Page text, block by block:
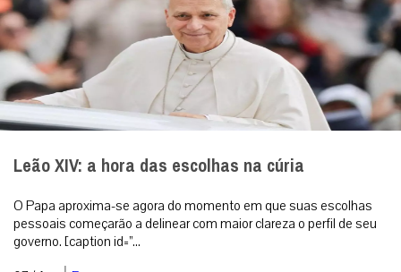
Leão XIV: a hora das escolhas na cúria
O Papa aproxima-se agora do momento em que suas escolhas
pessoais começarão a delinear com maior clareza o perfil de seu
governo. [caption id=”...